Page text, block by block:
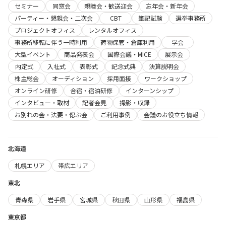
セミナー
同窓会 親睦会・歓送迎会
忘年会・新年会
パーティー・懇親会・二次会
CBT 筆記試験
選挙事務所
プロジェクトオフィス
レンタルオフィス
事務所移転に伴う一時利用
荷物保管・倉庫利用
学会
大型イベント
商品発表会 国際会議・MICE
展示会
内定式
入社式 表彰式 記念式典
決算説明会
株主総会
オーディション 採用面接
ワークショップ
オンライン研修
合宿・宿泊研修
インターンシップ
インタビュー・取材
記者会見
撮影・収録
お別れの会・法要・偲ぶ会
ご利用事例 会議のお役立ち情報
北海道
札幌エリア
帯広エリア
東北
青森県
岩手県 宮城県 秋田県 山形県
福島県
東京都